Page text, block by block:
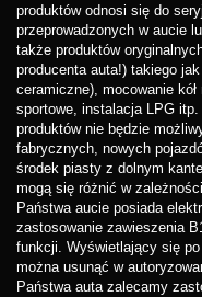
produktów odnosi się do
przeprowadzonych w aucie
także produktów
producenta auta!) takiego
ceramiczne), mocowanie
sportowe, instalacja LPG
produktów nie będzie
fabrycznych, nowych
środek piasty z dolnym
mogą się różnić w
Państwa aucie posiada
zastosowanie zawieszenia
funkcji. Wyświetlający się po
można usunąć w
Państwa auta zalecamy